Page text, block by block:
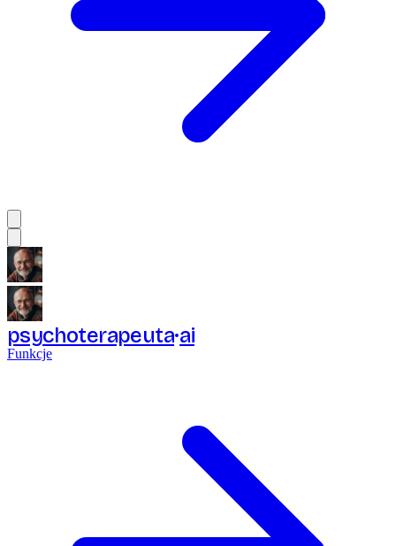
psychoterapeuta ai
Funkcje